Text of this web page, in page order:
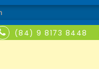
(84) 9 8173 8448